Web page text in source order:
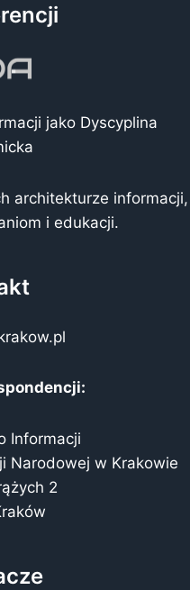
jako Dyscyplina
architekturze informacji,
i edukacji.
Informacji
Narodowej w Krakowie
2